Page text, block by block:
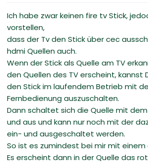
Ich habe zwar keinen fire tv Stick,
vorstellen,
dass der Tv den Stick über cec
hdmi Quellen auch.
Wenn der Stick als Quelle am TV
den Quellen des TV erscheint, kannst
den Stick im laufendem Betrieb mit
Fernbedienung auszuschalten.
Dann schaltet sich die Quelle mit
und aus und kann nur noch mit der
ein- und ausgeschaltet werden.
So ist es zumindest bei mir mit einem
Es erscheint dann in der Quelle das